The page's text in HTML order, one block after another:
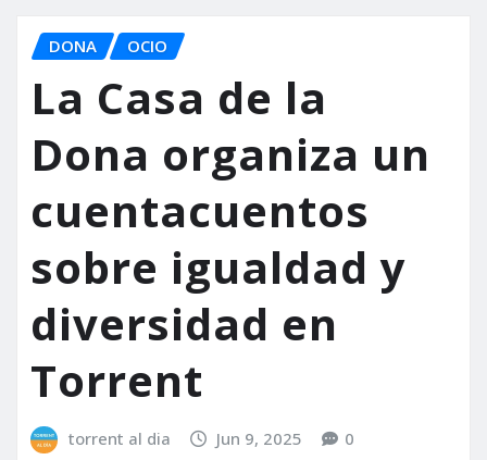
DONA OCIO
La Casa de la
Dona organiza un
cuentacuentos
sobre igualdad y
diversidad en
Torrent
torrent al dia Jun 9, 2025 0